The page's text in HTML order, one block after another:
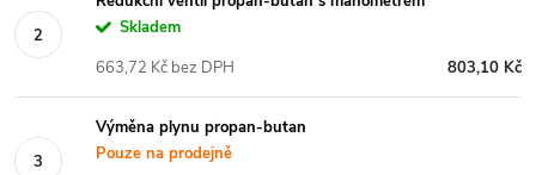
Skladem
803,10 Kč
663,72 Kč bez DPH
Výměna plynu propan-butan
Pouze na prodejně